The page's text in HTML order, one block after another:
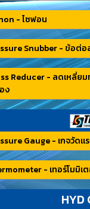
- ไซฟอน
Snubber - ข้อต่
Reducer - ลดเหลี่ย
ง
Gauge - เกจวัดแ
- เทอร์โมมิเ
HYD